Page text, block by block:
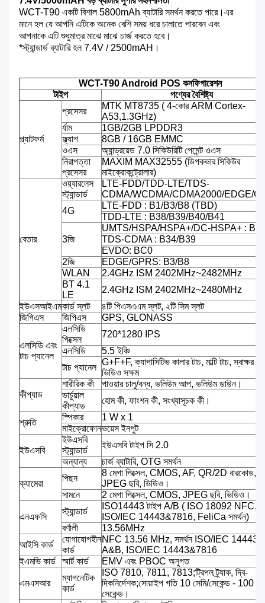
WCT-T90 একটি বিশাল 5800mAh ব্যাটারি সমর্থন করতে পারে।এর
মানে হল যে আপনি এটিকে অনেক বেশি সময় ধরে চালাতে পারবেন এবং
আপনাকে এটি শুধুমাত্র মাঝে মাঝে চার্জ করতে হবে।
*স্ট্যান্ডার্ড ব্যাটারি হল 7.4V / 2500mAH।
WCT-T90 Android POS কনফিগারেশন
টাইপ
পণ্যের বৈশিষ্ট্য
প্ল্যাটফর্ম
প্রসেসর
MTK MT8735 ( 4-কোর ARM Cortex-
A53,1.3GHz)
র্যাম
1GB/2GB LPDDR3
ফ্ল্যাশ
8GB / 16GB EMMC
ওএস
অ্যান্ড্রয়েড 7.0 সিকিউরিটি পেমেন্ট ওএস
নিরাপত্তা
প্রসেসর
MAXIM MAX32555 (ডিপকভার সিকিউর
মাইক্রোকন্ট্রোলার)
বেতার
ওয়্যারলেস
স্ট্যান্ডার্ড
LTE-FDD/TDD-LTE/TDS-
CDMA/WCDMA/CDMA2000/EDGE/
4G
LTE-FDD : B1/B3/B8 (TBD)
TDD-LTE : B38/B39/B40/B41
3জি
UMTS/HSPA/HSPA+/DC-HSPA+ :
TDS-CDMA : B34/B39
EVDO: BC0
2জি
EDGE/GPRS: B3/B8
WLAN
2.4GHz ISM 2402MHz~2482MHz
BT 4.1
LE
2.4GHz ISM 2402MHz~2480MHz
ইউএসআইএমকার্ড স্লট
৪টি পিএসএএম স্লট, ২টি সিম স্লট
জিপিএস
জিপিএস GPS, GLONASS
এলসিডি এবং
টাচ প্যানেল
এলসিডি
পিক্সেল
720*1280 IPS
এলসিডি
5.5 ইঞ্চি
টাচ প্যানেল
G+F+F, ক্যাপাসিটিভ কালার টাচ, মাল্টি টাচ, স্বাক্ষর
ভিডিও সক্ষম
কীপ্যাড
শারীরিক কী
পাওয়ার চালু/বন্ধ, ভলিউম আপ, ভলিউম ডাউন।
ভার্চুয়াল
কীপ্যাড
হোম কী, ফাংশন কী, সংখ্যাসূচক কী।
শ্রুতি
স্পিকার
1 W x 1
মাইক্রোফোনভয়েস ইনপুট
ইউএসবি
ইউএসবি
স্ট্যান্ডার্ড
ইউএসবি টাইপ সি 2.0
অন্যান্য
চার্জ ব্যাটারি, OTG সমর্থন
ক্যামেরা
পিছন
8 মেগা পিক্সেল, CMOS, AF, QR/2D বারকোড,
JPEG ছবি, ভিডিও।
সামনে
2 মেগা পিক্সেল, CMOS, JPEG ছবি, ভিডিও।
এনএফসি
স্ট্যান্ডার্ড
ISO14443 টাইপ A/B ( ISO 18092 NFC,
ISO/IEC 14443&7816, FeliCa সমর্থন)
বর্ণালী
13.56MHz
আইসি কার্ড
যোগাযোগহীন
কার্ড
NFC 13.56 MHz, সমর্থন ISO/IEC 14443
A&B, ISO/IEC 14443&7816
ইএমভি কার্ড
স্মার্ট কার্ড EMV এবং PBOC অনুগত
এমএসআর
ম্যাগনেটিক
কার্ড
ISO 7810, 7811, 7813;ট্রিপল ট্র্যাক, দ্বি-
দিকনির্দেশক;সোয়াইপ গতি 10 সেমি/সেকেন্ড - 100
সেকেন্ড।